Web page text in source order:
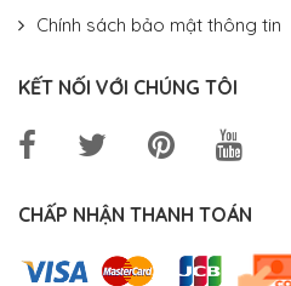
Chính sách bảo mật thông tin
KẾT NỐI VỚI CHÚNG TÔI
CHẤP NHẬN THANH TOÁN